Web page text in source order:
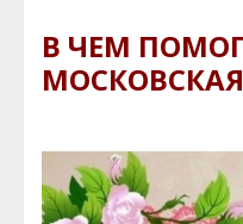
В ЧЕМ
МОСКОВСКАЯ